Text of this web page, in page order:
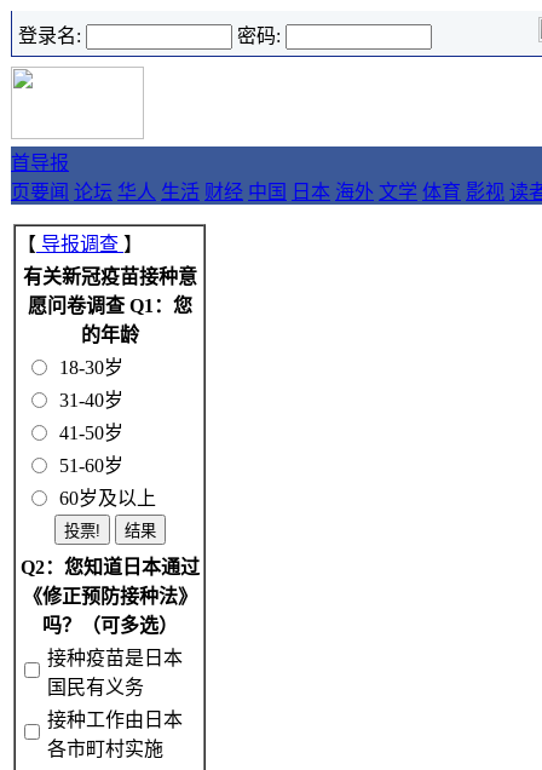
登录名: 密码:
首
页
导报
要闻 论坛 华人 生活 财经 中国 日本 海外 文学 体育 影视 读
【 导报调查 】
有关新冠疫苗接种意
愿问卷调查 Q1：您
的年龄
18-30岁
31-40岁
41-50岁
51-60岁
60岁及以上
Q2：您知道日本通过
《修正预防接种法》
吗？（可多选）
接种疫苗是日本
国民有义务
接种工作由日本
各市町村实施